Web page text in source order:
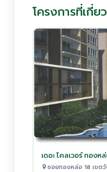
โครงการที่เกี่ย
เดอะ โคลเวอร์ ทองห
ซอยทองหล่อ 18 เขต